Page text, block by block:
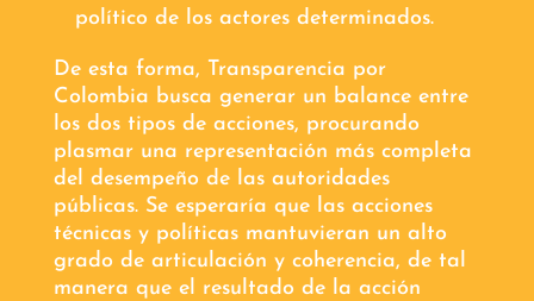
político de los actores determinados.
De esta forma, Transparencia por
Colombia busca generar un balance entre
los dos tipos de acciones, procurando
plasmar una representación más completa
del desempeño de las autoridades
públicas. Se esperaría que las acciones
técnicas y políticas mantuvieran un alto
grado de articulación y coherencia, de tal
manera que el resultado de la acción